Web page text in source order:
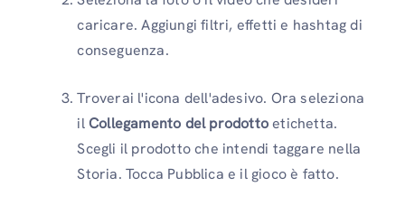
caricare. Aggiungi filtri, effetti e hashtag di
conseguenza.
Troverai l'icona dell'adesivo. Ora seleziona
ilCollegamento del prodottoetichetta.
Scegli il prodotto che intendi taggare nella
Storia. Tocca Pubblica e il gioco è fatto.